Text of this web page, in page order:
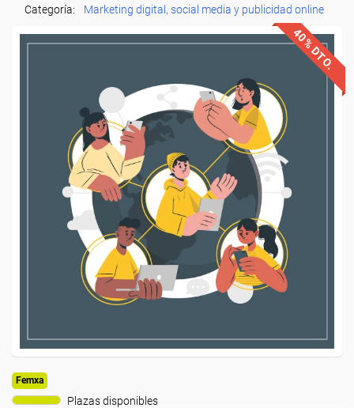
Categoría:
Marketing digital, social media y publicidad online
40% DTO.
Femxa
Plazas disponibles